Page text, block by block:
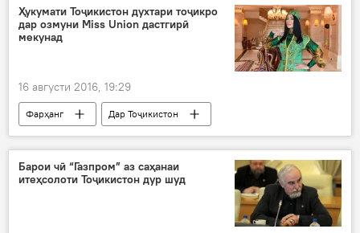
ҶСК “Газпром
Ҳукумати Тоҷикистон духтари тоҷикро
дар озмуни Miss Union дастгирӣ
мекунад
16 августи 2016, 19:29
Фарҳанг
Дар Тоҷикистон
Ҳамаи хабарҳо
Озарбойҷон
Боку
Карина Комил
Озмуни Мисс Юнион
Барои чӣ “Газпром” аз саҳанаи
итеҳсолоти Тоҷикистон дур шуд